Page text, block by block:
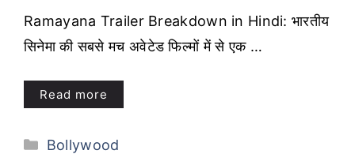
Ramayana Trailer Breakdown in Hindi: भारतीय
सिनेमा की सबसे मच अवेटेड फिल्मों में से एक …
Read more
Categories
Bollywood